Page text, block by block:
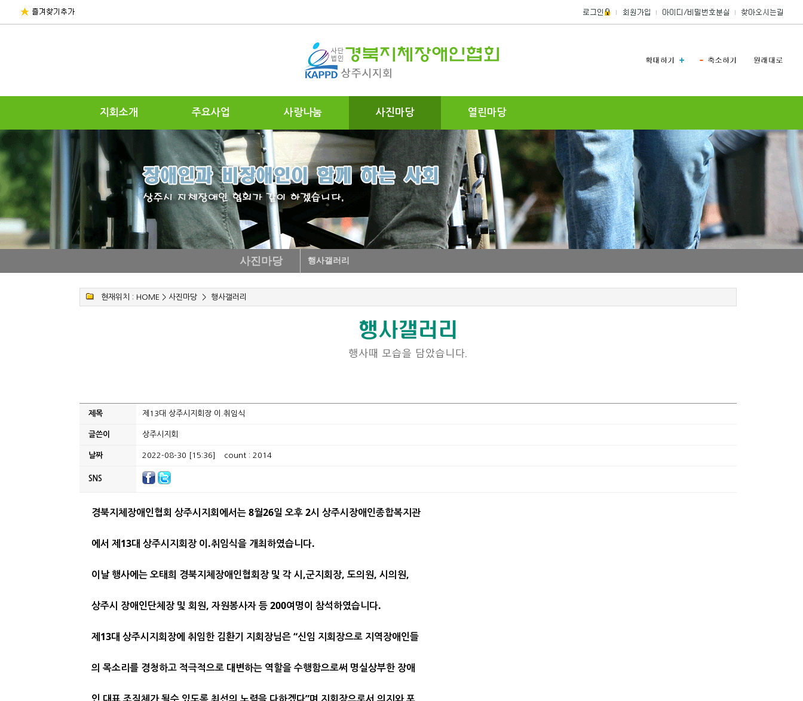
지회소개 주요사업 사랑나눔 사진마당 열린마당
사진마당 행사갤러리
현재위치 : HOME > 사진마당> 행사갤러리
제목 제13대 상주시지회장 이.취임식
글쓴이 상주시지회
날짜 2022-08-30 [15:36] count : 2014
SNS
경북지체장애인협회 상주시지회에서는 8월26일 오후 2시 상주시장애인종합복지관
에서 제13대 상주시지회장 이.취임식을 개최하였습니다.
이날 행사에는 오태희 경북지체장애인협회장 및 각 시,군지회장, 도의원, 시의원,
상주시 장애인단체장 및 회원, 자원봉사자 등 200여명이 참석하였습니다.
제13대 상주시지회장에 취임한 김환기 지회장님은 “신임 지회장으로 지역장애인들
의 목소리를 경청하고 적극적으로 대변하는 역할을 수행함으로써 명실상부한 장애